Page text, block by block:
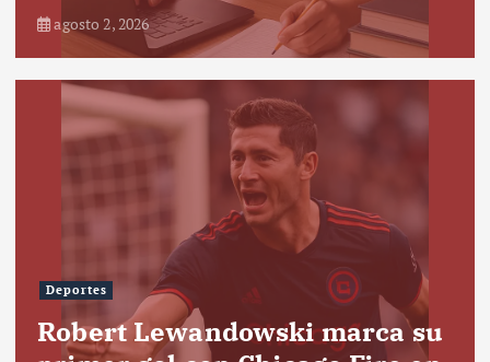
agosto 2, 2026
Deportes
Robert Lewandowski marca su